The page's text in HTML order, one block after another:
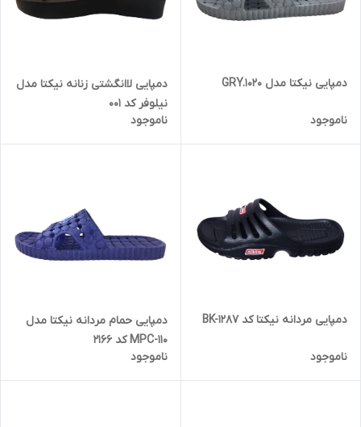
دمپایی نیکتا مدل GRY.1020
ناموجود
دمپایی لاانگشتی زنانه نیکتا مدل
نیلوفر کد 001
ناموجود
دمپایی مردانه نیکتا کد BK-1287
ناموجود
دمپایی حمام مردانه نیکتا مدل
MPC-110 کد 2166
ناموجود